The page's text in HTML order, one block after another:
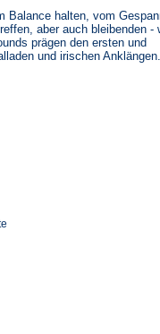
Balance halten, vom
aber auch bleibenden -
prägen den ersten und
und irischen Anklängen.